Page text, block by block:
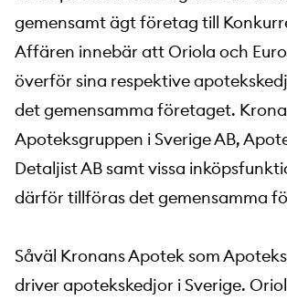
gemensamt ägt företag till
Affären innebär att Oriola och
överför sina respektive
det gemensamma företaget.
Apoteksgruppen i Sverige AB,
Detaljist AB samt vissa
därför tillföras det gemensamma
Såväl Kronans Apotek som
driver apotekskedjor i Sverige.